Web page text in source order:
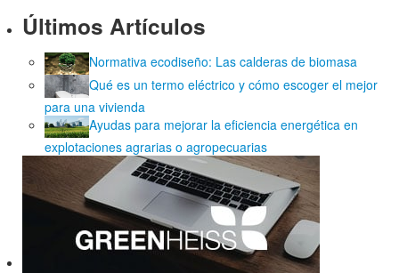
Últimos Artículos
Normativa ecodiseño: Las calderas de biomasa
Qué es un termo eléctrico y cómo escoger el mejor
para una vivienda
Ayudas para mejorar la eficiencia energética en
explotaciones agrarias o agropecuarias